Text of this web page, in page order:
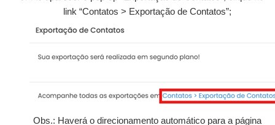
link “Contatos > Exportação de Contatos”;
Obs.: Haverá o direcionamento automático para a página